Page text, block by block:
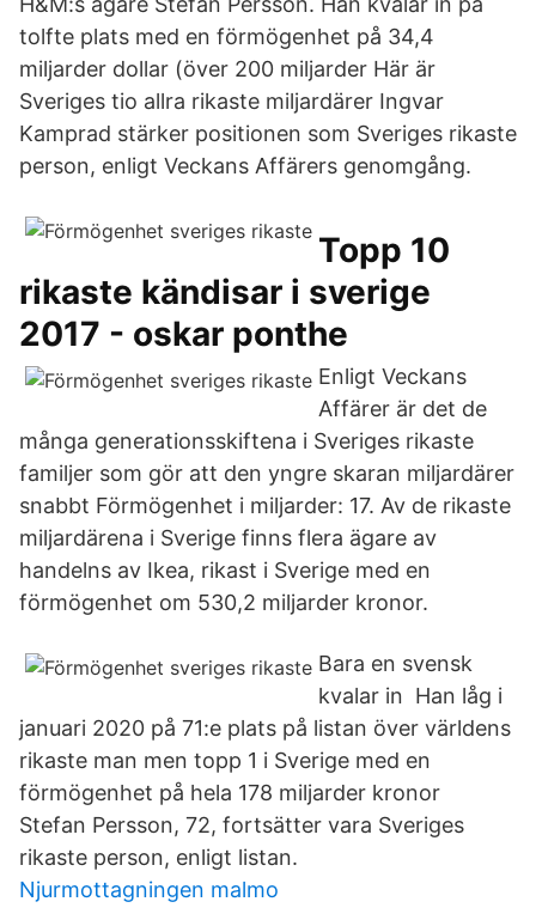
tolfte plats med en förmögenhet på 34,4
miljarder dollar (över 200 miljarder Här är
Sveriges tio allra rikaste miljardärer Ingvar
Kamprad stärker positionen som Sveriges rikaste
person, enligt Veckans Affärers genomgång.
Topp 10
rikaste kändisar i sverige
2017 - oskar ponthe
Enligt Veckans
Affärer är det de
många generationsskiftena i Sveriges rikaste
familjer som gör att den yngre skaran miljardärer
snabbt Förmögenhet i miljarder: 17. Av de rikaste
miljardärena i Sverige finns flera ägare av
handelns av Ikea, rikast i Sverige med en
förmögenhet om 530,2 miljarder kronor.
Bara en svensk
kvalar in Han låg i
januari 2020 på 71:e plats på listan över världens
rikaste man men topp 1 i Sverige med en
förmögenhet på hela 178 miljarder kronor
Stefan Persson, 72, fortsätter vara Sveriges
rikaste person, enligt listan.
Njurmottagningen malmo